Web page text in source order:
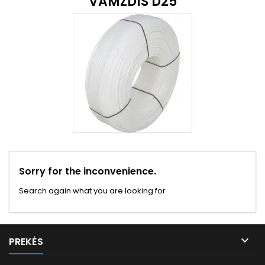
Sorry for the inconvenience.
Search again what you are looking for
PREKĖS 